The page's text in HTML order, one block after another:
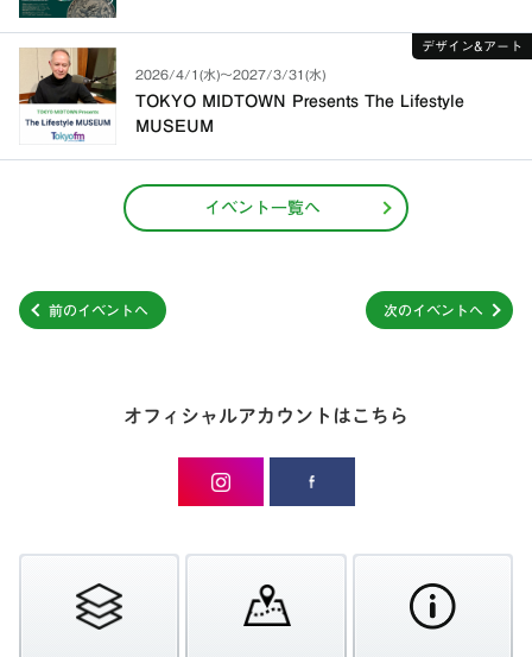
2026/4/1(水)〜2027/3/31(水)
TOKYO MIDTOWN Presents The Lifestyle
MUSEUM
デザイン&アート
イベント一覧へ
前のイベントへ 次のイベントへ
オフィシャルアカウントはこちら